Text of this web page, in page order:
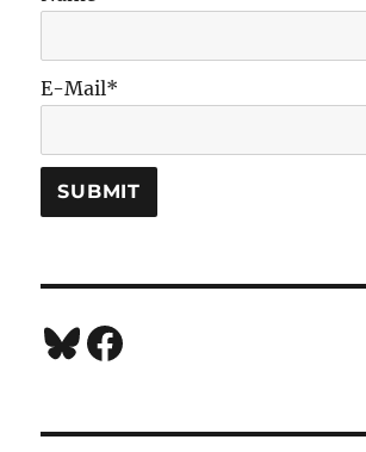
E-Mail*
Bluesky
Facebook